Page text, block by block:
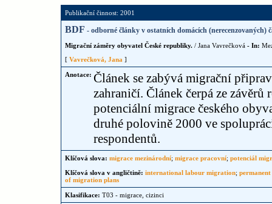
Publikační činnost: 2001
BDF - odborné články v ostatních domácích (nerecenzovaných)
Migrační záměry obyvatel České republiky. / Jana Vavrečková - In:
[ Vavrečková, Jana ]
Anotace: Článek se zabývá migrační
zahraničí. Článek čerpá ze
potenciální migrace českého
druhé polovině 2000 ve
respondentů.
Klíčová slova: migrace mezinárodní; migrace pracovní; potenciál
Klíčová slova v angličtině: international labour migration;
of migration plans
Klasifikace: T03 - migrace, cizinci